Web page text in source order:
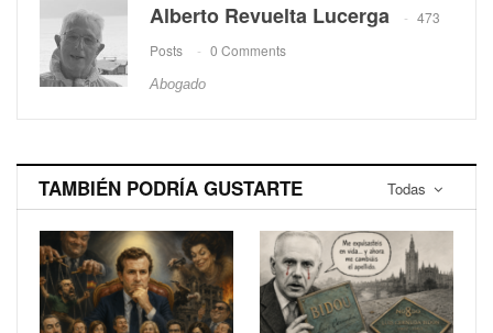
Alberto Revuelta Lucerga
473
Posts
0 Comments
Abogado
Todas
TAMBIÉN PODRÍA GUSTARTE